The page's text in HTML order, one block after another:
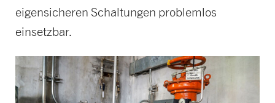
eigensicheren Schaltungen problemlos
einsetzbar.